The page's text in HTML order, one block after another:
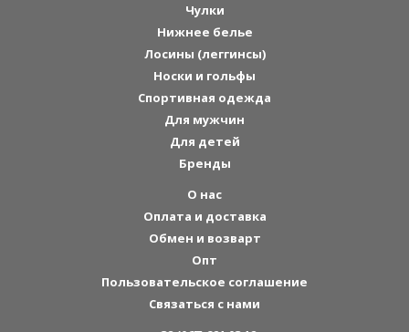
Чулки
Нижнее белье
Лосины (леггинсы)
Носки и гольфы
Спортивная одежда
Для мужчин
Для детей
Бренды
О нас
Оплата и доставка
Обмен и возварт
Опт
Пользовательское соглашение
Связаться с нами